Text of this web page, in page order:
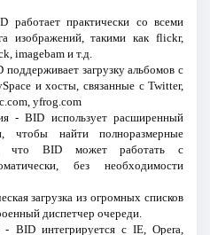
практически со всеми
изображений, такими как flickr,
imagebam и т.д.
загрузку альбомов с
и хосты, связанные с Twitter,
yfrog.com
- BID использует расширенный
чтобы найти полноразмерные
что BID может работать с
без необходимости
загрузка из огромных списков
диспетчер очереди.
- BID интегрируется с IE, Opera,